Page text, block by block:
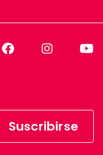
Suscribirse